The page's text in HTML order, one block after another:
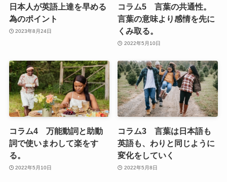
日本人が英語上達を早める
為のポイント
2023年8月24日
コラム5 言葉の共通性。
言葉の意味より感情を先に
くみ取る。
2022年5月10日
コラム4 万能動詞と助動
詞で使いまわして楽をす
る。
2022年5月10日
コラム3 言葉は日本語も
英語も、わりと同じように
変化をしていく
2022年5月8日